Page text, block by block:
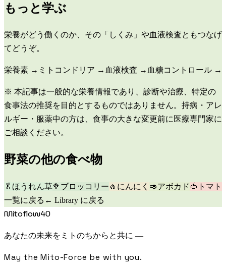
もっと学ぶ
栄養がどう働くのか、その「しくみ」や血液検査ともつなげ
てどうぞ。
栄養素 → ミトコンドリア → 血液検査 → 血糖コントロール →
※ 本記事は一般的な栄養情報であり、診断や治療、特定の
食事法の推奨を目的とするものではありません。持病・アレ
ルギー・服薬中の方は、食事の大きな変更前に医療専門家に
ご相談ください。
野菜の他の食べ物
🥬 ほうれん草🥦 ブロッコリー 🧄 にんにく 🥑アボカド 🍅 トマト
一覧に戻る ← Library に戻る
Mitoflow40
あなたの未来をミトのちからと共に —
May the Mito-Force be with you.